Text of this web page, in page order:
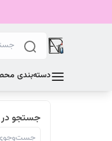
دسته‌بندی
جستجو در